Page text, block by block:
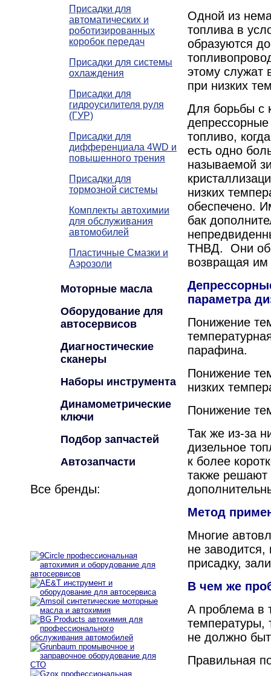
Одной из
топлива в
образуются
этому служат
при низких
Для борьбы с
топливо,
есть одно
называемой
низких
обеспечено.
бак
ТНВД. Они
возвращая им
параметра
Понижение
парафина.
Понижение
низких
Понижение
Так же из-за
дизельное
к более
также решают
Метод
Многие
не
присадку,
В чем же
А проблема в
температуры,
не должно
Правильная
Присадки для
автоматических и
роботизированных
коробок передач
Присадки для системы
охлаждения
Присадки для
гидроусилителя руля
(ГУР)
Присадки для
дифференциала 4WD и
повышенного трения
Присадки для
тормозной системы
Комплекты автохимии
для обслуживания
автомобилей
Пластичные Смазки и
Аэрозоли
Моторные масла
Оборудование для
автосервисов
Диагностические
сканеры
Наборы инструмента
Динамометрические
ключи
Подбор запчастей
Автозапчасти
Все бренды: